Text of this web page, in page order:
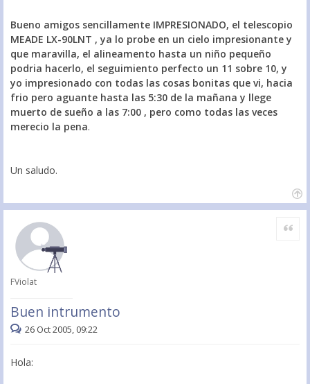
Bueno amigos sencillamente IMPRESIONADO, el telescopio
MEADE LX-90LNT , ya lo probe en un cielo impresionante y
que maravilla, el alineamento hasta un niño pequeño
podria hacerlo, el seguimiento perfecto un 11 sobre 10, y
yo impresionado con todas las cosas bonitas que vi, hacia
frio pero aguante hasta las 5:30 de la mañana y llege
muerto de sueño a las 7:00 , pero como todas las veces
merecio la pena.
Un saludo.
FViolat
Buen intrumento
Citar
26 Oct 2005, 09:22
Hola: